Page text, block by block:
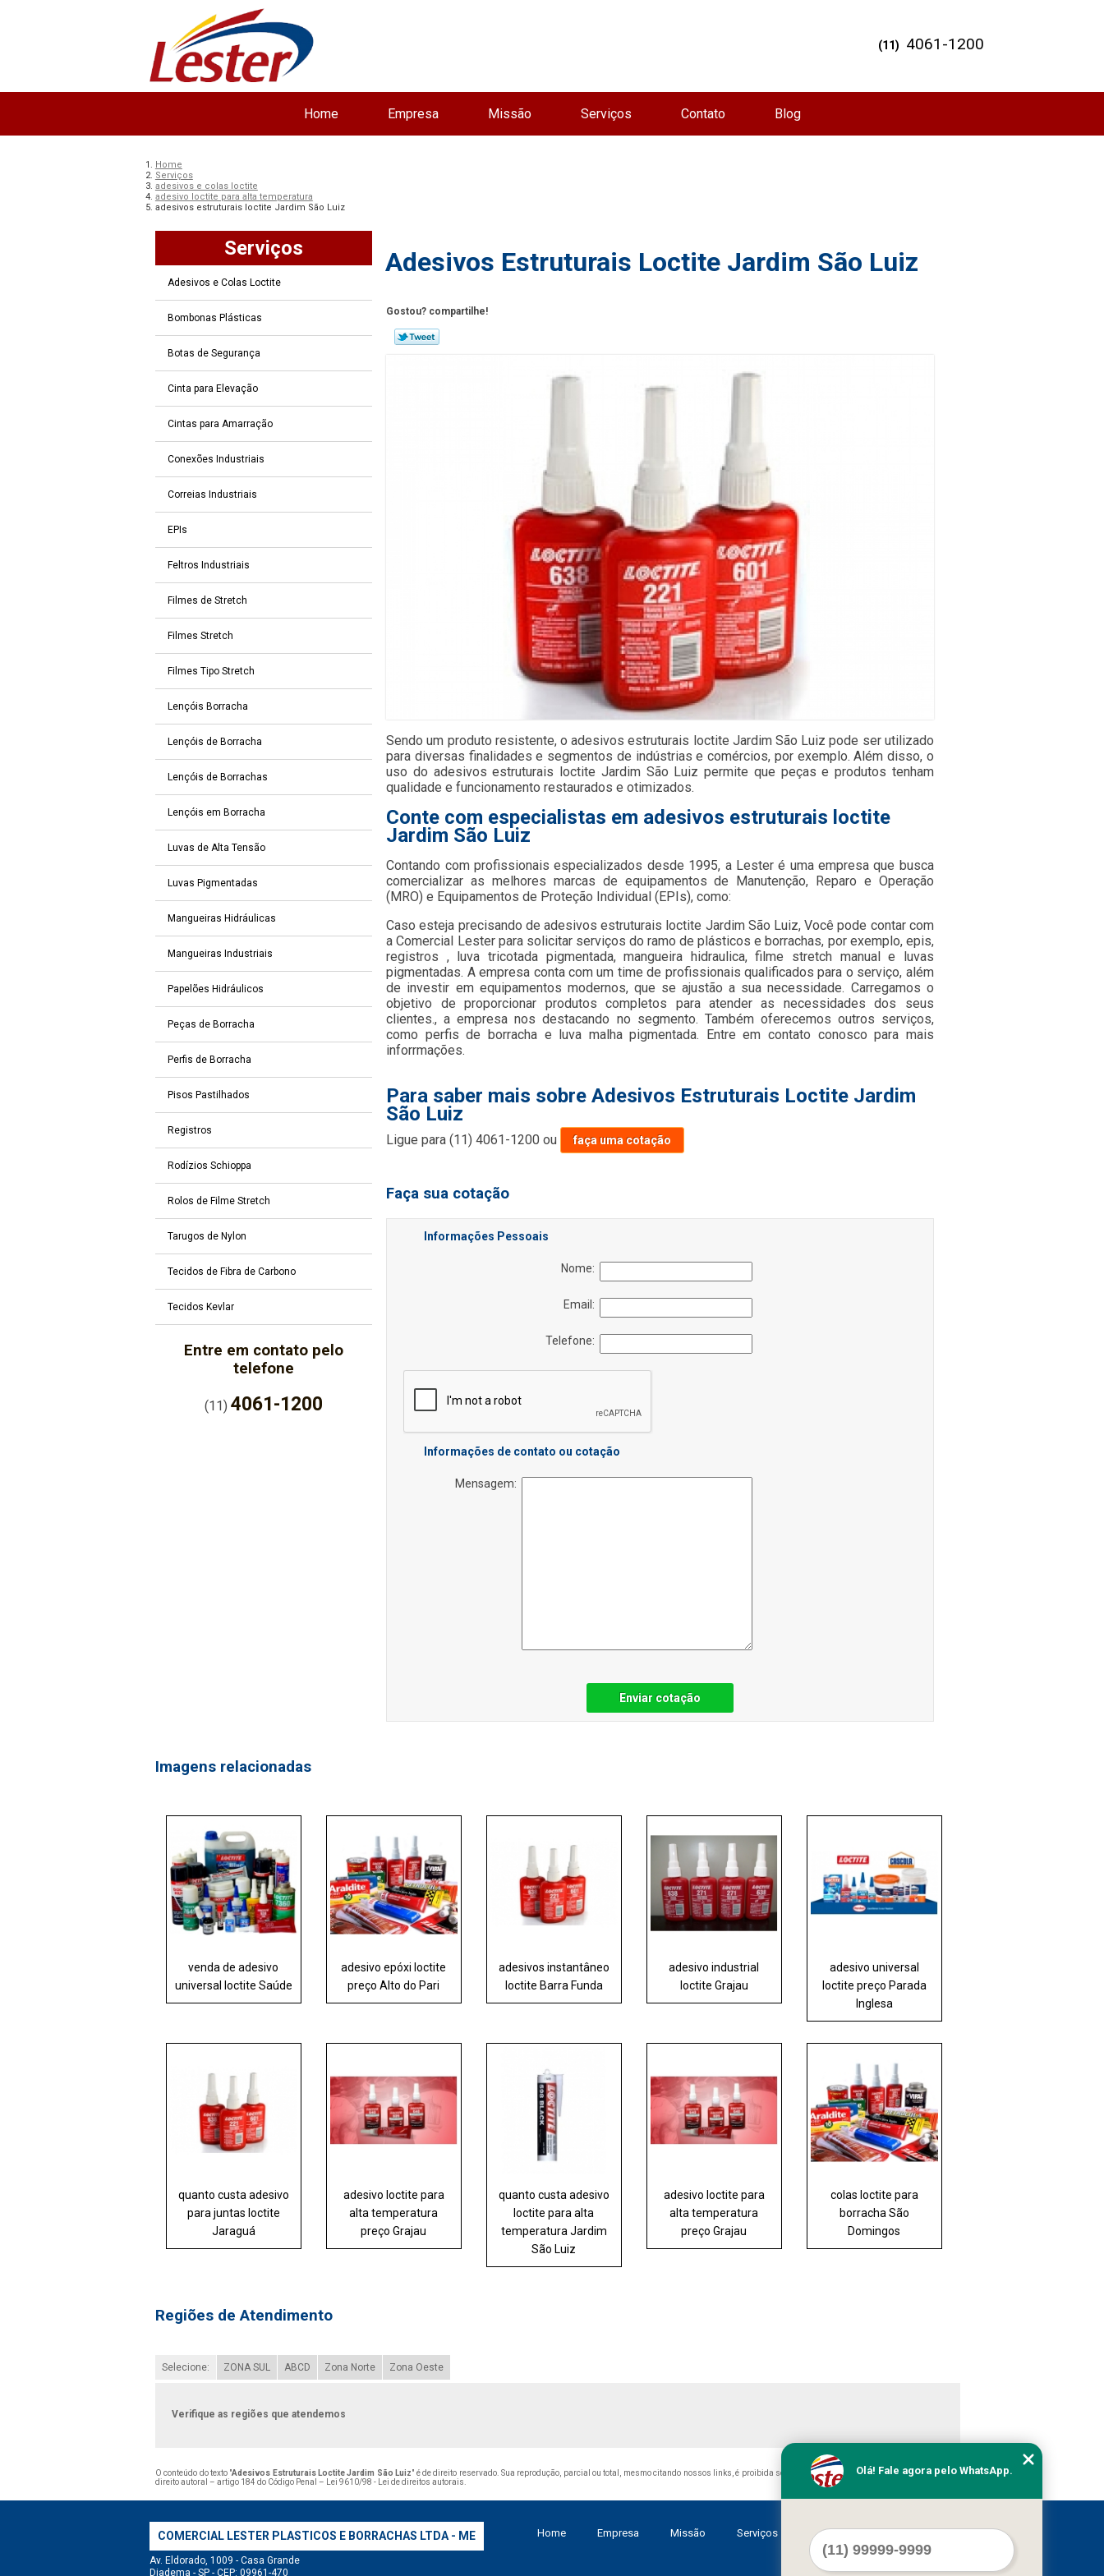
Home Empresa Missão Serviços Contato Blog
(11) 4061-1200
Home
Serviços
adesivos e colas loctite
adesivo loctite para alta temperatura
adesivos estruturais loctite Jardim São Luiz
Serviços
Adesivos e Colas Loctite
Bombonas Plásticas
Botas de Segurança
Cinta para Elevação
Cintas para Amarração
Conexões Industriais
Correias Industriais
EPIs
Feltros Industriais
Filmes de Stretch
Filmes Stretch
Filmes Tipo Stretch
Lençóis Borracha
Lençóis de Borracha
Lençóis de Borrachas
Lençóis em Borracha
Luvas de Alta Tensão
Luvas Pigmentadas
Mangueiras Hidráulicas
Mangueiras Industriais
Papelões Hidráulicos
Peças de Borracha
Perfis de Borracha
Pisos Pastilhados
Registros
Rodízios Schioppa
Rolos de Filme Stretch
Tarugos de Nylon
Tecidos de Fibra de Carbono
Tecidos Kevlar
Entre em contato pelo
telefone
(11)4061-1200
Adesivos Estruturais Loctite Jardim São Luiz
Gostou? compartilhe!
Sendo um produto resistente, o adesivos estruturais loctite Jardim São Luiz pode ser utilizado
para diversas finalidades e segmentos de indústrias e comércios, por exemplo. Além disso, o
uso do adesivos estruturais loctite Jardim São Luiz permite que peças e produtos tenham
qualidade e funcionamento restaurados e otimizados.
Conte com especialistas em adesivos estruturais loctite
Jardim São Luiz
Contando com profissionais especializados desde 1995, a Lester é uma empresa que busca
comercializar as melhores marcas de equipamentos de Manutenção, Reparo e Operação
(MRO) e Equipamentos de Proteção Individual (EPIs), como:
Caso esteja precisando de adesivos estruturais loctite Jardim São Luiz, Você pode contar com
a Comercial Lester para solicitar serviços do ramo de plásticos e borrachas, por exemplo, epis,
registros , luva tricotada pigmentada, mangueira hidraulica, filme stretch manual e luvas
pigmentadas. A empresa conta com um time de profissionais qualificados para o serviço, além
de investir em equipamentos modernos, que se ajustão a sua necessidade. Carregamos o
objetivo de proporcionar produtos completos para atender as necessidades dos seus
clientes., a empresa nos destacando no segmento. Também oferecemos outros serviços,
como perfis de borracha e luva malha pigmentada. Entre em contato conosco para mais
inforrmações.
Para saber mais sobre Adesivos Estruturais Loctite Jardim
São Luiz
Ligue para(11) 4061-1200 ou faça uma cotação
Faça sua cotação
Informações Pessoais
Nome:
Email:
Telefone:
Informações de contato ou cotação
Mensagem:
Enviar cotação
Imagens relacionadas
venda de adesivo
universal loctite Saúde
adesivo epóxi loctite
preço Alto do Pari
adesivos instantâneo
loctite Barra Funda
adesivo industrial
loctite Grajau
adesivo universal
loctite preço Parada
Inglesa
quanto custa adesivo
para juntas loctite
Jaraguá
adesivo loctite para
alta temperatura
preço Grajau
quanto custa adesivo
loctite para alta
temperatura Jardim
São Luiz
adesivo loctite para
alta temperatura
preço Grajau
colas loctite para
borracha São
Domingos
Regiões de Atendimento
Selecione: ZONA SUL ABCD Zona Norte Zona Oeste
Verifique as regiões que atendemos
O conteúdo do texto "Adesivos Estruturais Loctite Jardim São Luiz" é de direito reservado. Sua reprodução, parcial ou total, mesmo citando nossos links, é proibida sem a autorização do autor. Crime de violação de
direito autoral – artigo 184 do Código Penal – Lei 9610/98 - Lei de direitos autorais.
COMERCIAL LESTER PLASTICOS E BORRACHAS LTDA - ME
Av. Eldorado, 1009 - Casa Grande
Diadema - SP - CEP: 09961-470
Home Empresa Missão Serviços Contato Mapa do site
Olá! Fale agora pelo WhatsApp.